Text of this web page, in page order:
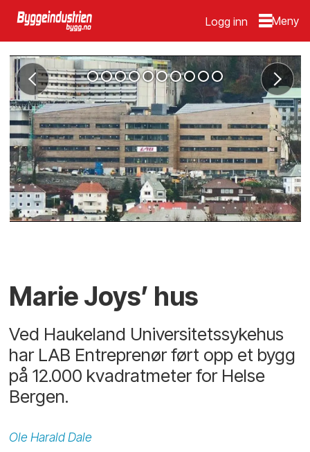
Logg inn
Marie Joys’ hus
Ved Haukeland Universitetssykehus
har LAB Entreprenør ført opp et bygg
på 12.000 kvadratmeter for Helse
Bergen.
Ole Harald Dale